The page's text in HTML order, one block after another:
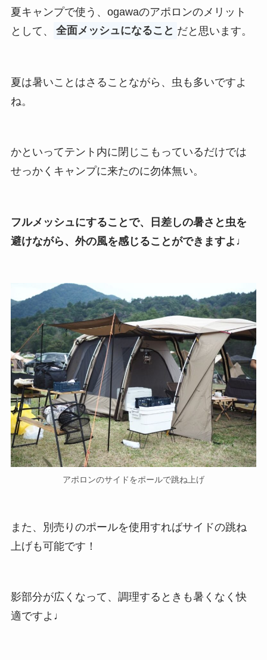
夏キャンプで使う、ogawaのアポロンのメリット
として、
全面メッシュになること だと思います。
夏は暑いことはさることながら、虫も多いですよ
ね。
かといってテント内に閉じこもっているだけでは
せっかくキャンプに来たのに勿体無い。
フルメッシュにすることで、日差しの暑さと虫を
避けながら、外の風を感じることができますよ♩
アポロンのサイドをポールで跳ね上げ
また、別売りのポールを使用すればサイドの跳ね
上げも可能です！
影部分が広くなって、調理するときも暑くなく快
適ですよ♩